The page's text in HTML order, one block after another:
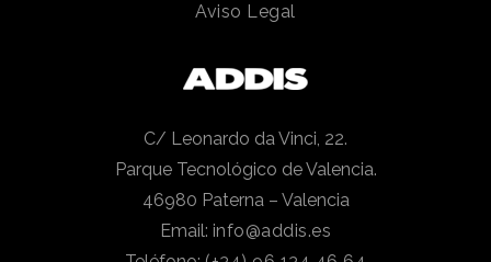
Aviso Legal
C/ Leonardo da Vinci, 22.
Parque Tecnológico de Valencia.
46980 Paterna – Valencia
Email: info@addis.es